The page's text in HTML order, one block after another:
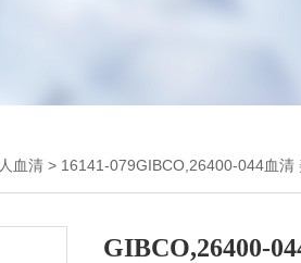
血清 > 16141-079GIBCO,26400-044血清
GIBCO,26400-